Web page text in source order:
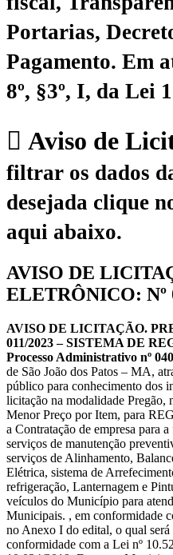
Portarias,
Pagamento. Em
8º, §3º, I, da Lei
Aviso de
filtrar os dados
desejada clique
aqui abaixo.
AVISO DE
ELETRÔNICO: Nº
AVISO DE LICITAÇÃO.
011/2023 – SISTEMA DE
Processo Administrativo nº
de São João dos Patos – MA,
público para conhecimento dos
licitação na modalidade
Menor Preço por Item, para
a Contratação de empresa para
serviços de manutenção
serviços de Alinhamento,
Elétrica, sistema de
refrigeração, Lanternagem e
veículos do Município para
Municipais. , em conformidade
no Anexo I do edital, o qual será
conformidade com a Lei nº